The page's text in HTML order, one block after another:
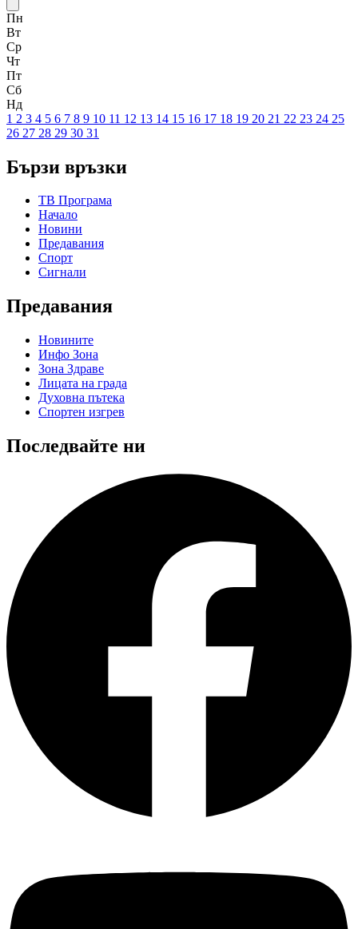
Пн
Вт
Ср
Чт
Пт
Сб
Нд
1 2 3 4 5 6 7 8 9 10 11 12 13 14 15 16 17 18 19 20 21 22 23 24 25
26 27 28 29 30 31
Бързи връзки
ТВ Програма
Начало
Новини
Предавания
Спорт
Сигнали
Предавания
Новините
Инфо Зона
Зона Здраве
Лицата на града
Духовна пътека
Спортен изгрев
Последвайте ни